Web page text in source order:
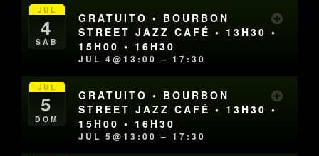
JUL
4
SÁB
GRATUITO • BOURBON
STREET JAZZ CAFÉ • 13H30 •
15H00 • 16H30
JUL 4@13:00 – 17:30
JUL
5
DOM
GRATUITO • BOURBON
STREET JAZZ CAFÉ • 13H30 •
15H00 • 16H30
JUL 5@13:00 – 17:30